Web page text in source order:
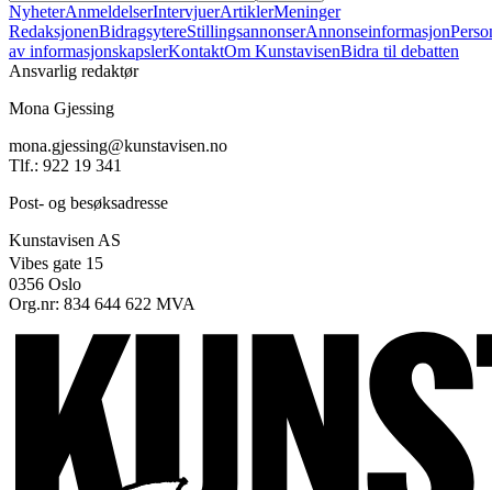
NyheterAnmeldelserIntervjuerArtiklerMeninger
RedaksjonenBidragsytereStillingsannonserAnnonseinformasjon
av informasjonskapslerKontaktOm KunstavisenBidra til debatten
Ansvarlig redaktør
Mona Gjessing
mona.gjessing@kunstavisen.no
Tlf.: 922 19 341
Post- og besøksadresse
Kunstavisen AS
Vibes gate 15
0356 Oslo
Org.nr: 834 644 622 MVA